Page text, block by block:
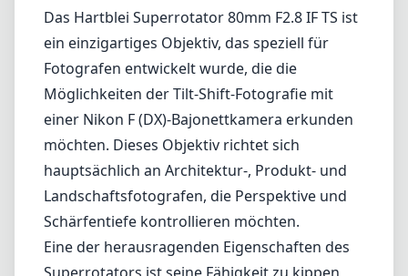
Canon EF-M
Canon RF
Fujifilm G
Leica L-Mount
Leica M-Mount
Nikon F (DX/FX)
Nikon Z (DX/FX)
Blog
Canon EF
Canon EF-M